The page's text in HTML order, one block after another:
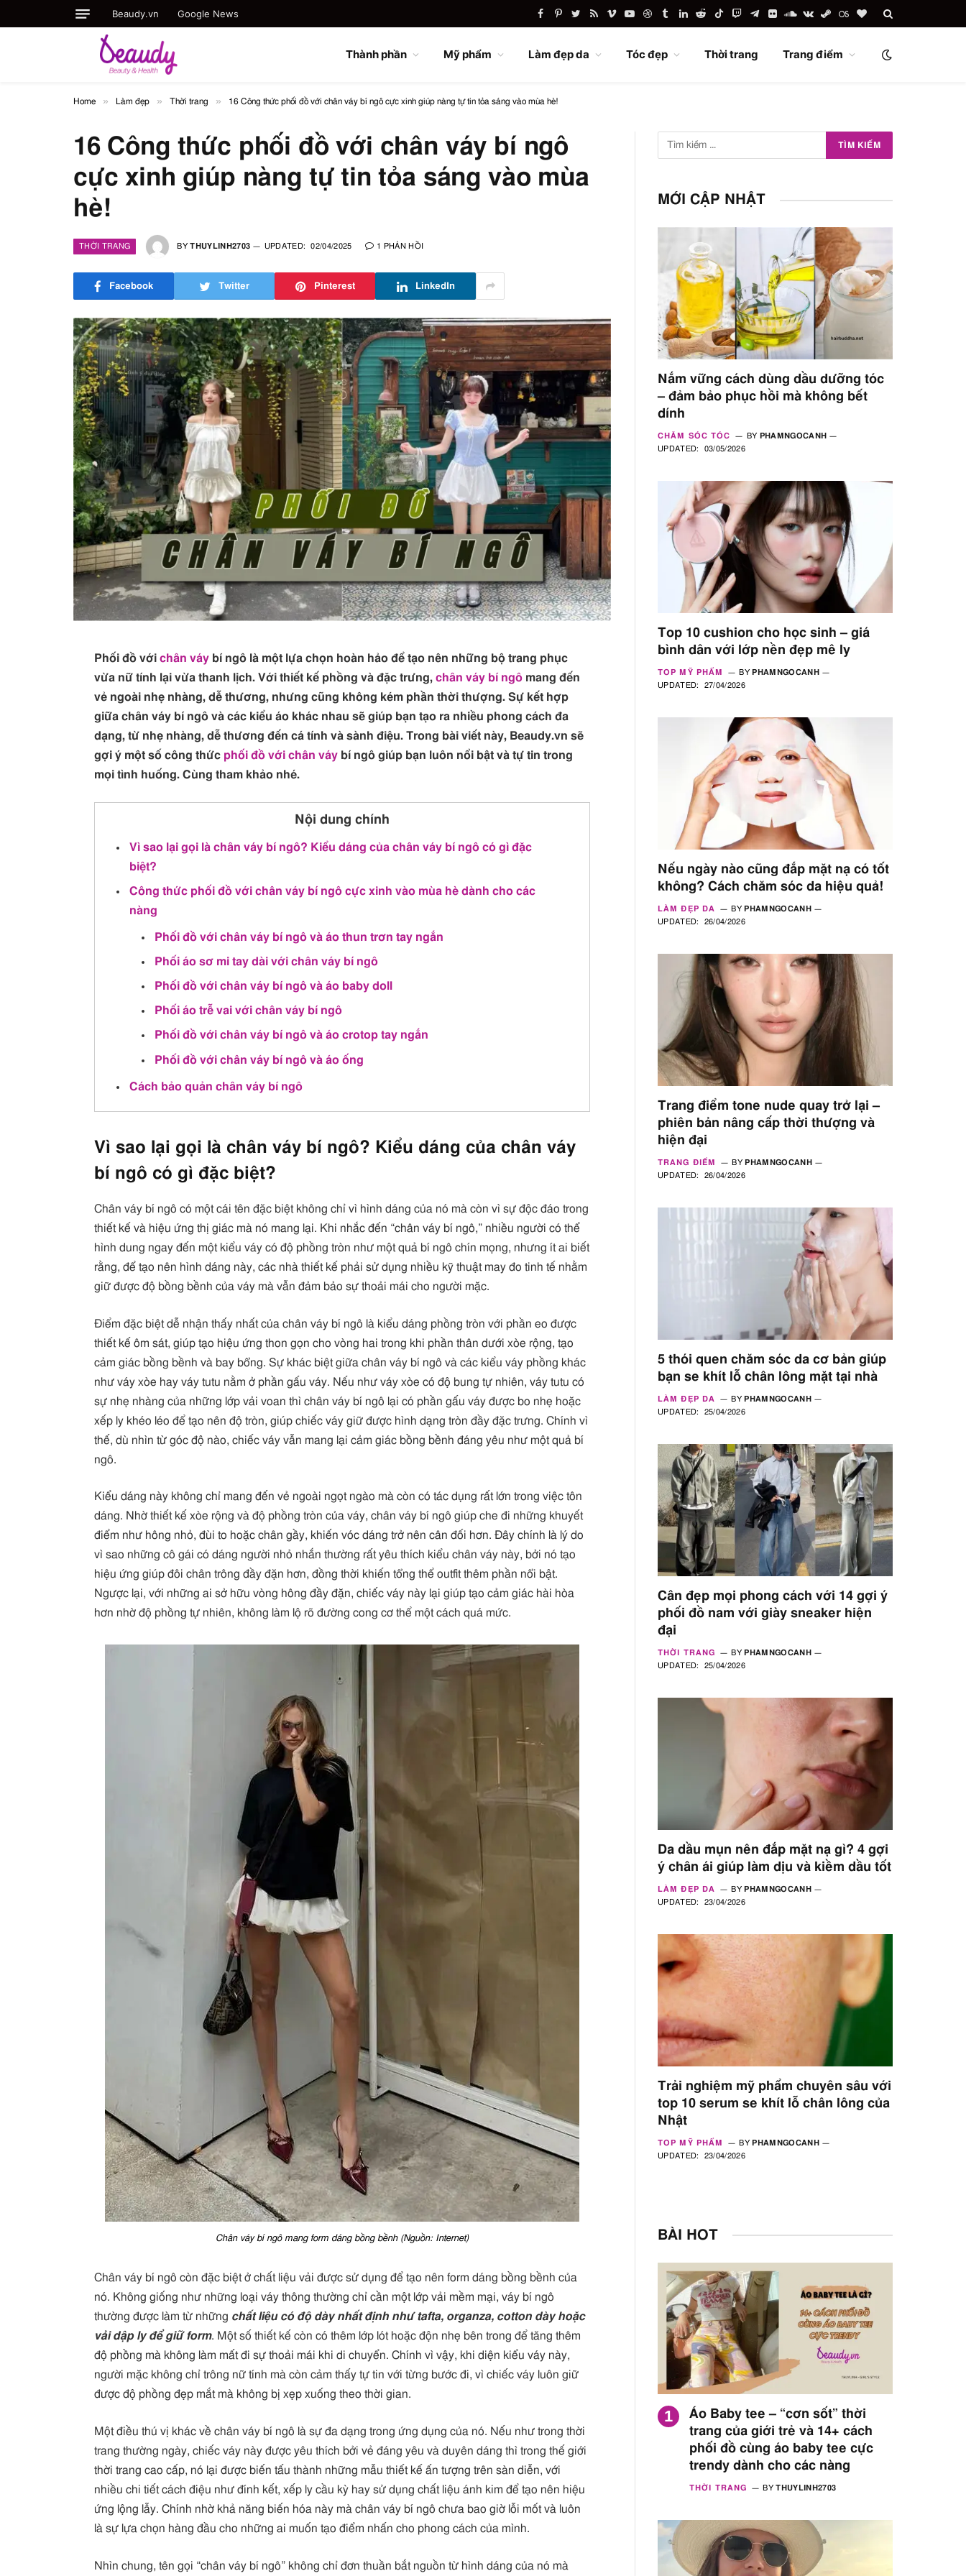
Beaudy.vn Google News
FacebookPinterest
TwitterRSSVimeoYouTube
Dribbble
TumblrLinkedIn
RedditTikTokTwitchTelegram
FlickrSoundCloud
VKontakte
SteamLast.fmBlogLovin
Thành phần Mỹ phẩm Làm đẹp da Tóc đẹp Thời trang Trang điểm
Home » Làm đẹp » Thời trang » 16 Công thức phối đồ với chân váy bí ngô cực xinh giúp nàng tự tin tỏa sáng vào mùa hè!
16 Công thức phối đồ với chân váy bí ngô
cực xinh giúp nàng tự tin tỏa sáng vào mùa
hè!
THỜI TRANG BY THUYLINH2703 UPDATED: 02/04/2025 1 PHẢN HỒI
Facebook Twitter Pinterest LinkedIn
Phối đồ vớichân váy bí ngô là một lựa chọn hoàn hảo để tạo nên những bộ trang phục
vừa nữ tính lại vừa thanh lịch. Với thiết kế phồng và đặc trưng,chân váy bí ngô mang đến
vẻ ngoài nhẹ nhàng, dễ thương, nhưng cũng không kém phần thời thượng. Sự kết hợp
giữa chân váy bí ngô và các kiểu áo khác nhau sẽ giúp bạn tạo ra nhiều phong cách đa
dạng, từ nhẹ nhàng, dễ thương đến cá tính và sành điệu. Trong bài viết này, Beaudy.vn sẽ
gợi ý một số công thức phối đồ với chân váy bí ngô giúp bạn luôn nổi bật và tự tin trong
mọi tình huống. Cùng tham khảo nhé.
Nội dung chính
Vì sao lại gọi là chân váy bí ngô? Kiểu dáng của chân váy bí ngô có gì đặc
biệt?
Công thức phối đồ với chân váy bí ngô cực xinh vào mùa hè dành cho các
nàng
Phối đồ với chân váy bí ngô và áo thun trơn tay ngắn
Phối áo sơ mi tay dài với chân váy bí ngô
Phối đồ với chân váy bí ngô và áo baby doll
Phối áo trễ vai với chân váy bí ngô
Phối đồ với chân váy bí ngô và áo crotop tay ngắn
Phối đồ với chân váy bí ngô và áo ống
Cách bảo quản chân váy bí ngô
Vì sao lại gọi là chân váy bí ngô? Kiểu dáng của chân váy
bí ngô có gì đặc biệt?
Chân váy bí ngô có một cái tên đặc biệt không chỉ vì hình dáng của nó mà còn vì sự độc đáo trong
thiết kế và hiệu ứng thị giác mà nó mang lại. Khi nhắc đến “chân váy bí ngô,” nhiều người có thể
hình dung ngay đến một kiểu váy có độ phồng tròn như một quả bí ngô chín mọng, nhưng ít ai biết
rằng, để tạo nên hình dáng này, các nhà thiết kế phải sử dụng nhiều kỹ thuật may đo tinh tế nhằm
giữ được độ bồng bềnh của váy mà vẫn đảm bảo sự thoải mái cho người mặc.
Điểm đặc biệt dễ nhận thấy nhất của chân váy bí ngô là kiểu dáng phồng tròn với phần eo được
thiết kế ôm sát, giúp tạo hiệu ứng thon gọn cho vòng hai trong khi phần thân dưới xòe rộng, tạo
cảm giác bồng bềnh và bay bổng. Sự khác biệt giữa chân váy bí ngô và các kiểu váy phồng khác
như váy xòe hay váy tutu nằm ở phần gấu váy. Nếu như váy xòe có độ bung tự nhiên, váy tutu có
sự nhẹ nhàng của những lớp vải voan thì chân váy bí ngô lại có phần gấu váy được bo nhẹ hoặc
xếp ly khéo léo để tạo nên độ tròn, giúp chiếc váy giữ được hình dạng tròn đầy đặc trưng. Chính vì
thế, dù nhìn từ góc độ nào, chiếc váy vẫn mang lại cảm giác bồng bềnh đáng yêu như một quả bí
ngô.
Kiểu dáng này không chỉ mang đến vẻ ngoài ngọt ngào mà còn có tác dụng rất lớn trong việc tôn
dáng. Nhờ thiết kế xòe rộng và độ phồng tròn của váy, chân váy bí ngô giúp che đi những khuyết
điểm như hông nhỏ, đùi to hoặc chân gầy, khiến vóc dáng trở nên cân đối hơn. Đây chính là lý do
vì sao những cô gái có dáng người nhỏ nhắn thường rất yêu thích kiểu chân váy này, bởi nó tạo
hiệu ứng giúp đôi chân trông đầy đặn hơn, đồng thời khiến tổng thể outfit thêm phần nổi bật.
Ngược lại, với những ai sở hữu vòng hông đầy đặn, chiếc váy này lại giúp tạo cảm giác hài hòa
hơn nhờ độ phồng tự nhiên, không làm lộ rõ đường cong cơ thể một cách quá mức.
Chân váy bí ngô mang form dáng bồng bềnh (Nguồn: Internet)
Chân váy bí ngô còn đặc biệt ở chất liệu vải được sử dụng để tạo nên form dáng bồng bềnh của
nó. Không giống như những loại váy thông thường chỉ cần một lớp vải mềm mại, váy bí ngô
thường được làm từ những chất liệu có độ dày nhất định như tafta, organza, cotton dày hoặc
vải dập ly để giữ form. Một số thiết kế còn có thêm lớp lót hoặc độn nhẹ bên trong để tăng thêm
độ phồng mà không làm mất đi sự thoải mái khi di chuyển. Chính vì vậy, khi diện kiểu váy này,
người mặc không chỉ trông nữ tính mà còn cảm thấy tự tin với từng bước đi, vì chiếc váy luôn giữ
được độ phồng đẹp mắt mà không bị xẹp xuống theo thời gian.
Một điều thú vị khác về chân váy bí ngô là sự đa dạng trong ứng dụng của nó. Nếu như trong thời
trang thường ngày, chiếc váy này được yêu thích bởi vẻ đáng yêu và duyên dáng thì trong thế giới
thời trang cao cấp, nó lại được biến tấu thành những mẫu thiết kế ấn tượng trên sàn diễn, với
nhiều chi tiết cách điệu như đính kết, xếp ly cầu kỳ hay sử dụng chất liệu ánh kim để tạo nên hiệu
ứng lộng lẫy. Chính nhờ khả năng biến hóa này mà chân váy bí ngô chưa bao giờ lỗi mốt và luôn
là sự lựa chọn hàng đầu cho những ai muốn tạo điểm nhấn cho phong cách của mình.
Nhìn chung, tên gọi “chân váy bí ngô” không chỉ đơn thuần bắt nguồn từ hình dáng của nó mà
MỚI CẬP NHẬT
Nắm vững cách dùng dầu dưỡng tóc
– đảm bảo phục hồi mà không bết
dính
CHĂM SÓC TÓC BY PHAMNGOCANH
UPDATED:
03/05/2026
Top 10 cushion cho học sinh – giá
bình dân với lớp nền đẹp mê ly
TOP MỸ PHẨM BY PHAMNGOCANH
UPDATED:
27/04/2026
Nếu ngày nào cũng đắp mặt nạ có tốt
không? Cách chăm sóc da hiệu quả!
LÀM ĐẸP DA BY PHAMNGOCANH
UPDATED:
26/04/2026
Trang điểm tone nude quay trở lại –
phiên bản nâng cấp thời thượng và
hiện đại
TRANG ĐIỂM BY PHAMNGOCANH
UPDATED:
26/04/2026
5 thói quen chăm sóc da cơ bản giúp
bạn se khít lỗ chân lông mặt tại nhà
LÀM ĐẸP DA BY PHAMNGOCANH
UPDATED:
25/04/2026
Cân đẹp mọi phong cách với 14 gợi ý
phối đồ nam với giày sneaker hiện
đại
THỜI TRANG BY PHAMNGOCANH
UPDATED:
25/04/2026
Da dầu mụn nên đắp mặt nạ gì? 4 gợi
ý chân ái giúp làm dịu và kiềm dầu tốt
LÀM ĐẸP DA BY PHAMNGOCANH
UPDATED:
23/04/2026
Trải nghiệm mỹ phẩm chuyên sâu với
top 10 serum se khít lỗ chân lông của
Nhật
TOP MỸ PHẨM BY PHAMNGOCANH
UPDATED:
23/04/2026
BÀI HOT
Áo Baby tee – “cơn sốt” thời
trang của giới trẻ và 14+ cách
phối đồ cùng áo baby tee cực
trendy dành cho các nàng
THỜI TRANG BY THUYLINH2703